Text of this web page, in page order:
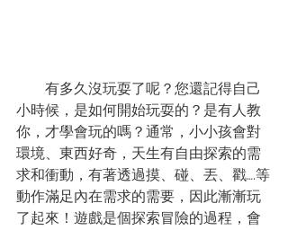
有多久沒玩耍了呢？您還記得自己
小時候，是如何開始玩耍的？是有人教
你，才學會玩的嗎？通常，小小孩會對
環境、東西好奇，天生有自由探索的需
求和衝動，有著透過摸、碰、丟、戳….等
動作滿足內在需求的需要，因此漸漸玩
了起來！遊戲是個探索冒險的過程，會